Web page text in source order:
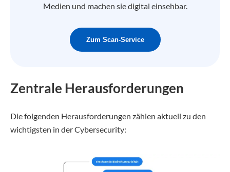
Medien und machen sie digital einsehbar.
Zum Scan-Service
Zentrale Herausforderungen
Die folgenden Herausforderungen zählen aktuell zu den
wichtigsten in der Cybersecurity: